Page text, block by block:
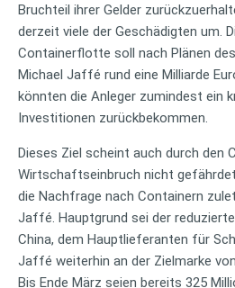
Bruchteil ihrer Gelder
derzeit viele der Geschädigten um.
Containerflotte soll nach Plänen
Michael Jaffé rund eine Milliarde
könnten die Anleger zumindest ein
Investitionen zurückbekommen.
Dieses Ziel scheint auch durch den
Wirtschaftseinbruch nicht
die Nachfrage nach Containern
Jaffé. Hauptgrund sei der
China, dem Hauptlieferanten für
Jaffé weiterhin an der Zielmarke
Bis Ende März seien bereits 325